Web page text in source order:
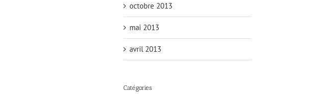
octobre 2013
mai 2013
avril 2013
Catégories